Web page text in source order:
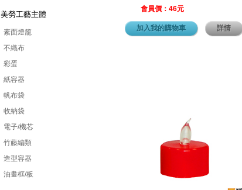
會員價：46元
加入我的購物車 詳情
美勞工藝主體
素面燈籠
不織布
彩蛋
紙容器
帆布袋
收納袋
電子/機芯
竹藤編類
造型容器
油畫框/板